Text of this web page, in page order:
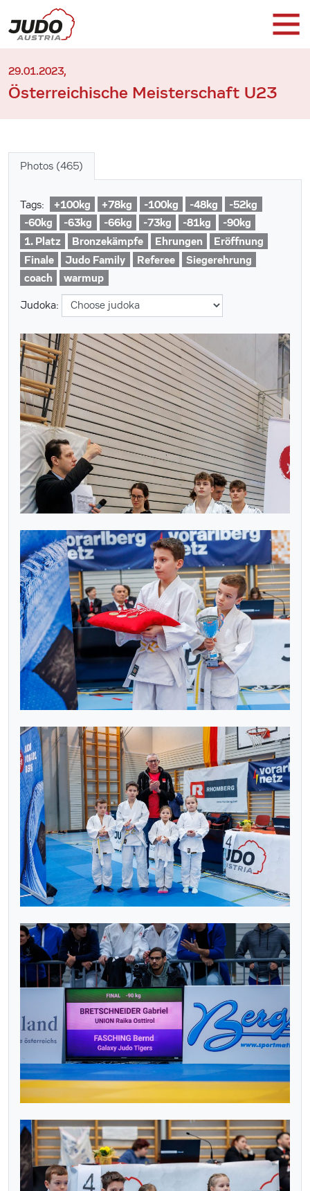
29.01.2023,
Österreichische Meisterschaft U23
Photos (465)
Tags: +100kg +78kg -100kg -48kg
-52kg
-60kg
-63kg -66kg -73kg -81kg
-90kg
1. Platz
Bronzekämpfe Ehrungen
Eröffnung
Finale
Judo Family Referee
Siegerehrung
coach
warmup
Judoka: